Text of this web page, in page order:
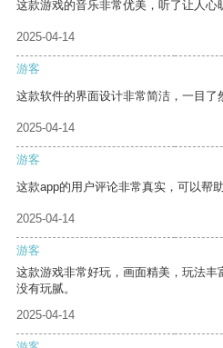
这款游戏的音乐非常优美，听了让人心
2025-04-14
游客
这款软件的界面设计非常简洁，一目了
2025-04-14
游客
这款app的用户评论非常真实，可以帮
2025-04-14
游客
这款游戏非常好玩，画面精美，玩法
没有玩腻。
2025-04-14